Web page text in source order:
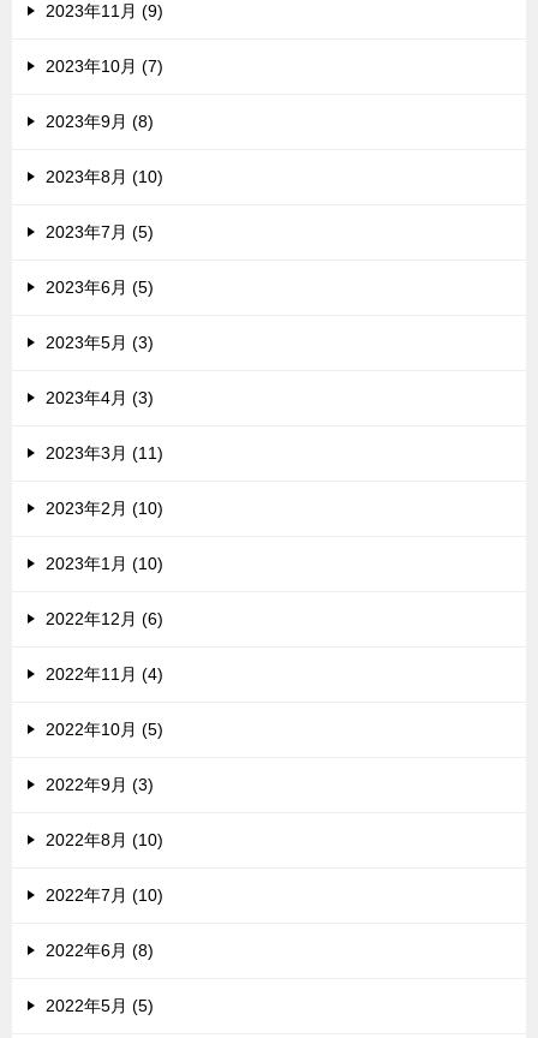
2023年11月 (9)
2023年10月 (7)
2023年9月 (8)
2023年8月 (10)
2023年7月 (5)
2023年6月 (5)
2023年5月 (3)
2023年4月 (3)
2023年3月 (11)
2023年2月 (10)
2023年1月 (10)
2022年12月 (6)
2022年11月 (4)
2022年10月 (5)
2022年9月 (3)
2022年8月 (10)
2022年7月 (10)
2022年6月 (8)
2022年5月 (5)